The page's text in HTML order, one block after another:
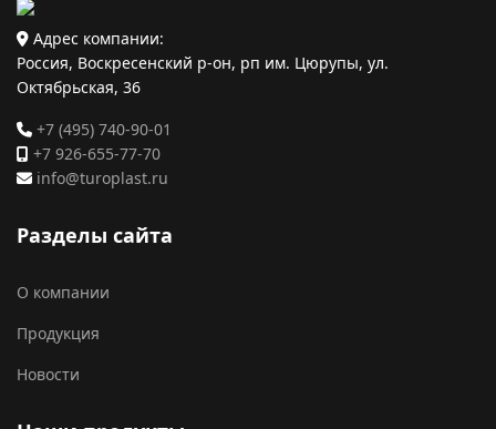
Адрес компании:
Россия, Воскресенский р-он, рп им. Цюрупы, ул.
Октябрьская, 36
+7 (495) 740-90-01
+7 926-655-77-70
info@turoplast.ru
Разделы сайта
О компании
Продукция
Новости